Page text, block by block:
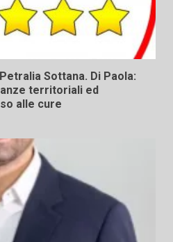
Sottana. Di Paola:
territoriali ed
alle cure